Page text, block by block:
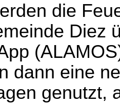
die
Diez
dann eine
genutzt,